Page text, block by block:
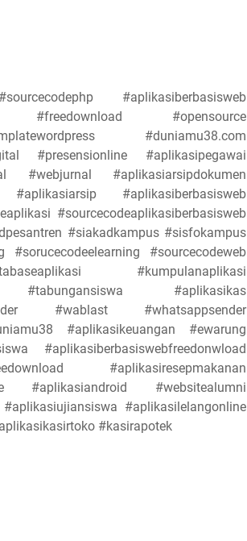
#aplikasiberbasisweb
#freedownload #opensource
#duniamu38.com
#presensionline #aplikasipegawai
#webjurnal #aplikasiarsipdokumen
#aplikasiberbasisweb
#sourcecodeaplikasiberbasisweb
#siakadkampus #sisfokampus
#sourcecodeweb
#kumpulanaplikasi
#tabungansiswa #aplikasikas
#wablast #whatsappsender
#aplikasikeuangan #ewarung
#aplikasiberbasiswebfreedonwload
#aplikasiresepmakanan
#aplikasiandroid #websitealumni
#aplikasilelangonline
#kasirapotek